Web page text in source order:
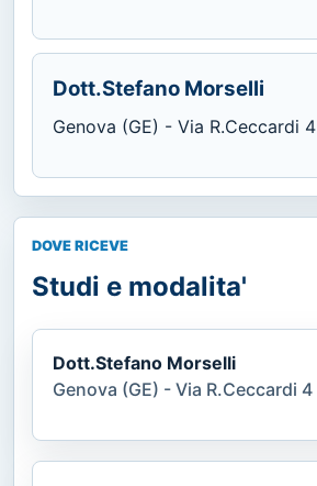
Dott.Stefano Morselli
Genova (GE) - Via R.Ceccardi 4
DOVE RICEVE
Studi e modalita'
Dott.Stefano Morselli
Genova (GE) - Via R.Ceccardi 4